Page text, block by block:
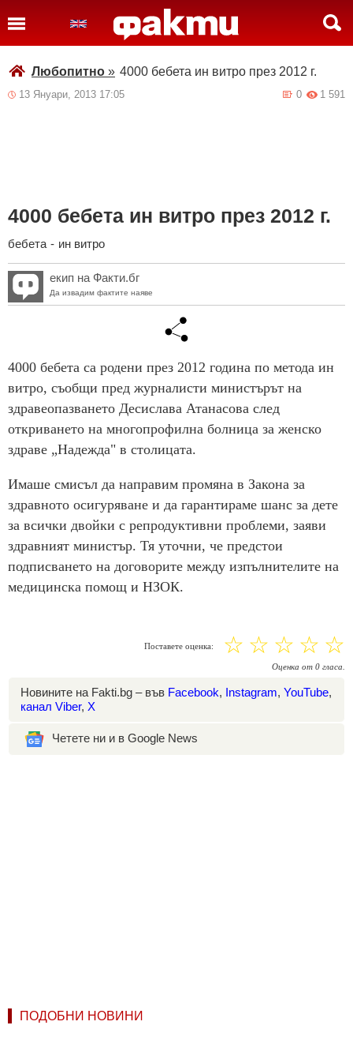
Любопитно » 4000 бебета ин витро през 2012 г.
13 Януари, 2013 17:05 1 591
0
4000 бебета ин витро през 2012 г.
бебета - ин витро
екип на Факти.бг
Да извадим фактите наяве
4000 бебета са родени през 2012 година по метода ин
витро, съобщи пред журналисти министърът на
здравеопазването Десислава Атанасова след
откриването на многопрофилна болница за женско
здраве „Надежда" в столицата.
Имаше смисъл да направим промяна в Закона за
здравното осигуряване и да гарантираме шанс за дете
за всички двойки с репродуктивни проблеми, заяви
здравният министър. Тя уточни, че предстои
подписването на договорите между изпълнителите на
медицинска помощ и НЗОК.
Поставете оценка: ☆
☆
☆
☆
☆
Оценка от 0 гласа.
Новините на Fakti.bg – във Facebook, Instagram, YouTube,
канал Viber, X
Четете ни и в Google News
ПОДОБНИ НОВИНИ